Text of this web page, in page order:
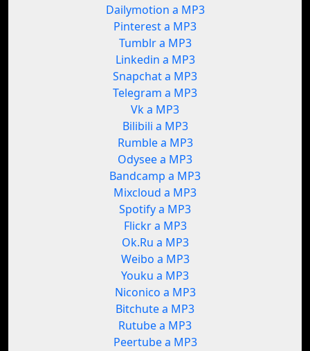
Dailymotion a MP3
Pinterest a MP3
Tumblr a MP3
Linkedin a MP3
Snapchat a MP3
Telegram a MP3
Vk a MP3
Bilibili a MP3
Rumble a MP3
Odysee a MP3
Bandcamp a MP3
Mixcloud a MP3
Spotify a MP3
Flickr a MP3
Ok.Ru a MP3
Weibo a MP3
Youku a MP3
Niconico a MP3
Bitchute a MP3
Rutube a MP3
Peertube a MP3